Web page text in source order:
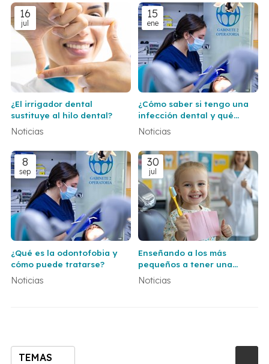
TEMAS
16
jul
¿El irrigador dental
sustituye al hilo dental?
Noticias
15
ene
¿Cómo saber si tengo una
infección dental y qué
hacer al respecto?
Noticias
8
sep
¿Qué es la odontofobia y
cómo puede tratarse?
Noticias
30
jul
Enseñando a los más
pequeños a tener una
correcta higiene dental
Noticias